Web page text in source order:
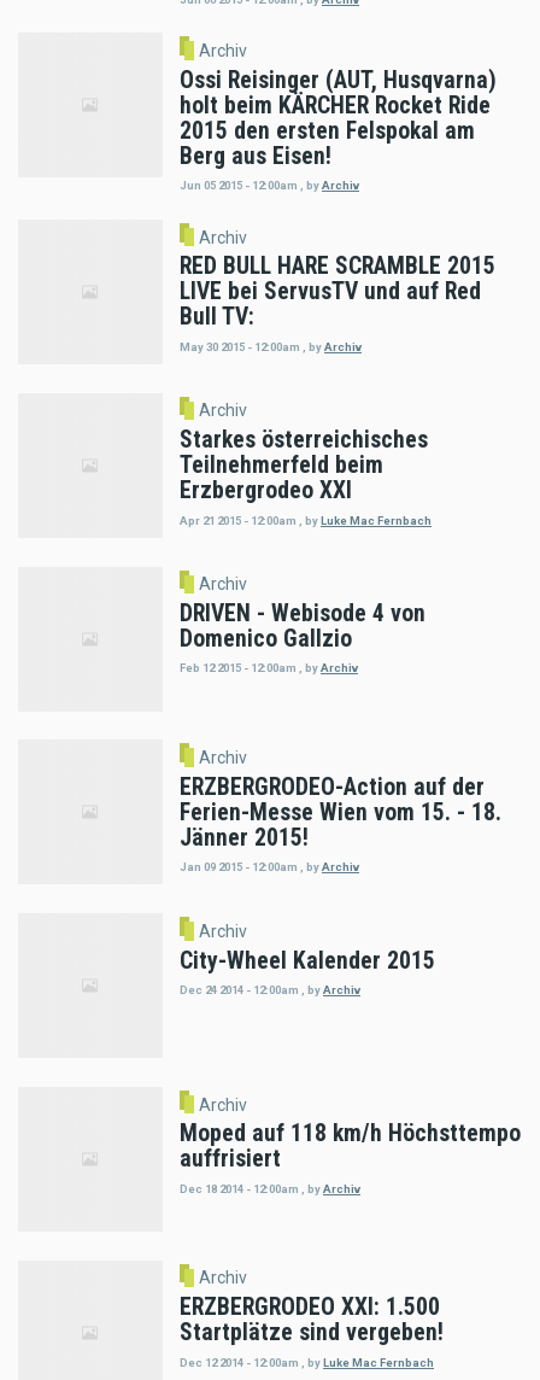
Archiv
Ossi Reisinger (AUT, Husqvarna)
holt beim KÄRCHER Rocket Ride
2015 den ersten Felspokal am
Berg aus Eisen!
Jun 05 2015 - 12:00am byArchiv
Archiv
RED BULL HARE SCRAMBLE 2015
LIVE bei ServusTV und auf Red
Bull TV:
May 30 2015 - 12:00am byArchiv
Archiv
Starkes österreichisches
Teilnehmerfeld beim
Erzbergrodeo XXI
Apr 21 2015 - 12:00am byLuke Mac Fernbach
Archiv
DRIVEN - Webisode 4 von
Domenico Gallzio
Feb 12 2015 - 12:00am , byArchiv
Archiv
ERZBERGRODEO-Action auf der
Ferien-Messe Wien vom 15. - 18.
Jänner 2015!
Jan 09 2015 - 12:00am byArchiv
Archiv
City-Wheel Kalender 2015
Dec 24 2014 - 12:00am byArchiv
Archiv
Moped auf 118 km/h Höchsttempo
auffrisiert
Dec 18 2014 - 12:00am byArchiv
Archiv
ERZBERGRODEO XXI: 1.500
Startplätze sind vergeben!
Dec 12 2014 - 12:00am byLuke Mac Fernbach